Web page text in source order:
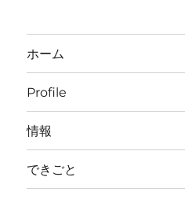
ホーム
Profile
情報
できごと